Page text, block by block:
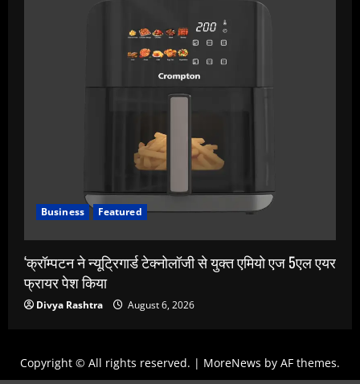
Business Featured
‘क्रॉम्पटन ने न्यूट्रिगार्ड टेक्नोलॉजी से युक्त एमियो एज 5एल एयर
फ्रायर पेश किया
Divya Rashtra August 6, 2026
Copyright © All rights reserved. | MoreNews by AF themes.